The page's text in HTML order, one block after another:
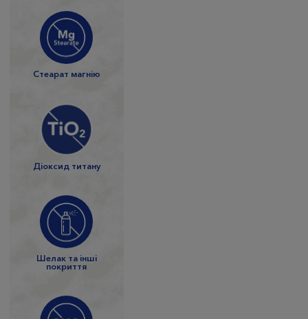
Стеарат магнію
Діоксид титану
Шелак та інші
покриття